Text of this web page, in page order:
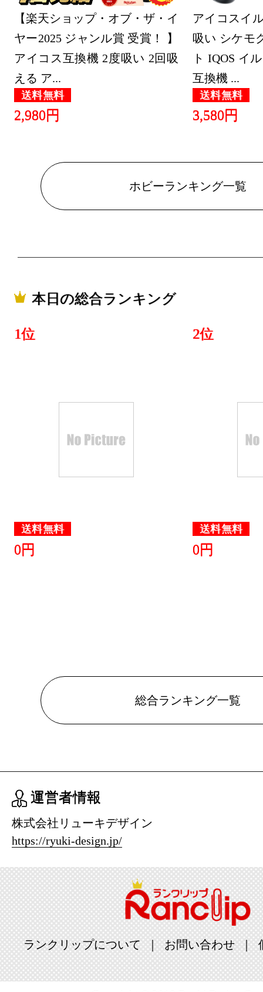
【楽天ショップ・オブ・ザ・イ
ヤー2025 ジャンル賞 受賞！ 】
アイコス互換機 2度吸い 2回吸
える ア...
送料無料
2,980円
アイコスイ
吸い シケモ
ト IQOS イ
互換機 ...
送料無料
3,580円
ホビーランキング一覧
本日の総合ランキング
1位
送料無料
0円
2位
送料無料
0円
総合ランキング一覧
運営者情報
株式会社リューキデザイン
https://ryuki-design.jp/
ランクリップについて お問い合わせ